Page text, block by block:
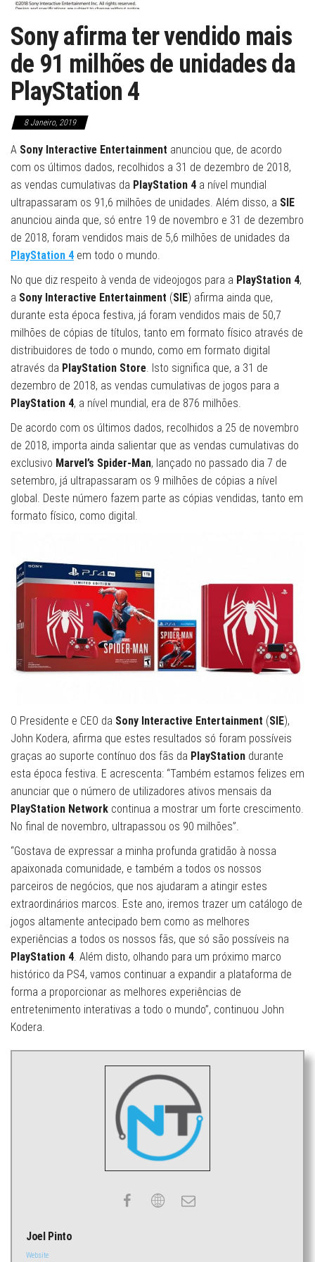
Sony afirma ter vendido mais
de 91 milhões de unidades da
PlayStation 4
8 Janeiro, 2019
A Sony Interactive Entertainment anunciou que, de acordo
com os últimos dados, recolhidos a 31 de dezembro de 2018,
as vendas cumulativas da PlayStation 4 a nível mundial
ultrapassaram os 91,6 milhões de unidades. Além disso, a SIE
anunciou ainda que, só entre 19 de novembro e 31 de dezembro
de 2018, foram vendidos mais de 5,6 milhões de unidades da
PlayStation 4 em todo o mundo.
No que diz respeito à venda de videojogos para a PlayStation 4,
a Sony Interactive Entertainment (SIE) afirma ainda que,
durante esta época festiva, já foram vendidos mais de 50,7
milhões de cópias de títulos, tanto em formato físico através de
distribuidores de todo o mundo, como em formato digital
através da PlayStation Store . Isto significa que, a 31 de
dezembro de 2018, as vendas cumulativas de jogos para a
PlayStation 4, a nível mundial, era de 876 milhões.
De acordo com os últimos dados, recolhidos a 25 de novembro
de 2018, importa ainda salientar que as vendas cumulativas do
exclusivo Marvel’s Spider-Man, lançado no passado dia 7 de
setembro, já ultrapassaram os 9 milhões de cópias a nível
global. Deste número fazem parte as cópias vendidas, tanto em
formato físico, como digital.
O Presidente e CEO da Sony Interactive Entertainment (SIE),
John Kodera, afirma que estes resultados só foram possíveis
graças ao suporte contínuo dos fãs da PlayStation durante
esta época festiva. E acrescenta: “Também estamos felizes em
anunciar que o número de utilizadores ativos mensais da
PlayStation Network continua a mostrar um forte crescimento.
No final de novembro, ultrapassou os 90 milhões”.
“Gostava de expressar a minha profunda gratidão à nossa
apaixonada comunidade, e também a todos os nossos
parceiros de negócios, que nos ajudaram a atingir estes
extraordinários marcos. Este ano, iremos trazer um catálogo de
jogos altamente antecipado bem como as melhores
experiências a todos os nossos fãs, que só são possíveis na
PlayStation 4 . Além disto, olhando para um próximo marco
histórico da PS4, vamos continuar a expandir a plataforma de
forma a proporcionar as melhores experiências de
entretenimento interativas a todo o mundo”, continuou John
Kodera.
Joel Pinto
Website